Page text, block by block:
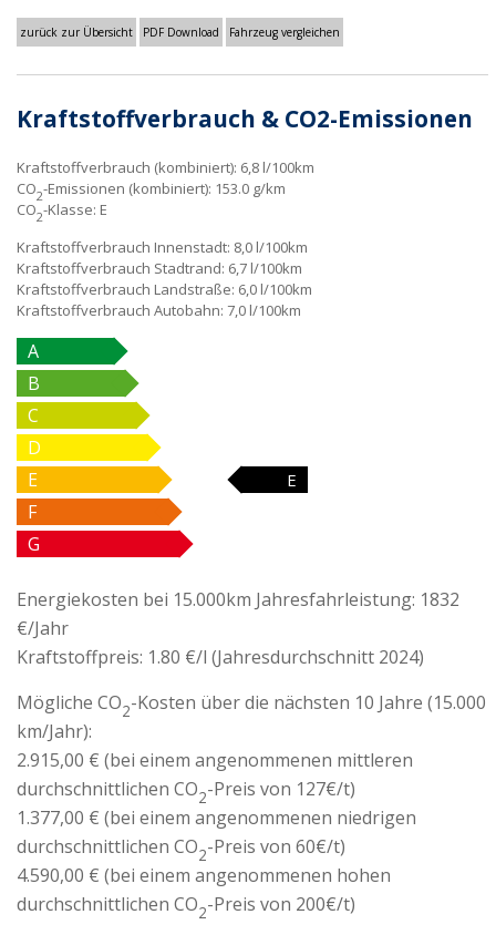
zurück zur Übersicht PDF Download Fahrzeug vergleichen
Kraftstoffverbrauch & CO2-Emissionen
Kraftstoffverbrauch (kombiniert): 6,8 l/100km
CO2-Emissionen (kombiniert): 153.0 g/km
CO2-Klasse: E
Kraftstoffverbrauch Innenstadt: 8,0 l/100km
Kraftstoffverbrauch Stadtrand: 6,7 l/100km
Kraftstoffverbrauch Landstraße: 6,0 l/100km
Kraftstoffverbrauch Autobahn: 7,0 l/100km
A
B
C
D
E
E
F
G
Energiekosten bei 15.000km Jahresfahrleistung: 1832
€/Jahr
Kraftstoffpreis: 1.80 €/l (Jahresdurchschnitt 2024)
Mögliche CO2-Kosten über die nächsten 10 Jahre (15.000
km/Jahr):
2.915,00 € (bei einem angenommenen mittleren
durchschnittlichen CO2-Preis von 127€/t)
1.377,00 € (bei einem angenommenen niedrigen
durchschnittlichen CO2-Preis von 60€/t)
4.590,00 € (bei einem angenommenen hohen
durchschnittlichen CO2-Preis von 200€/t)